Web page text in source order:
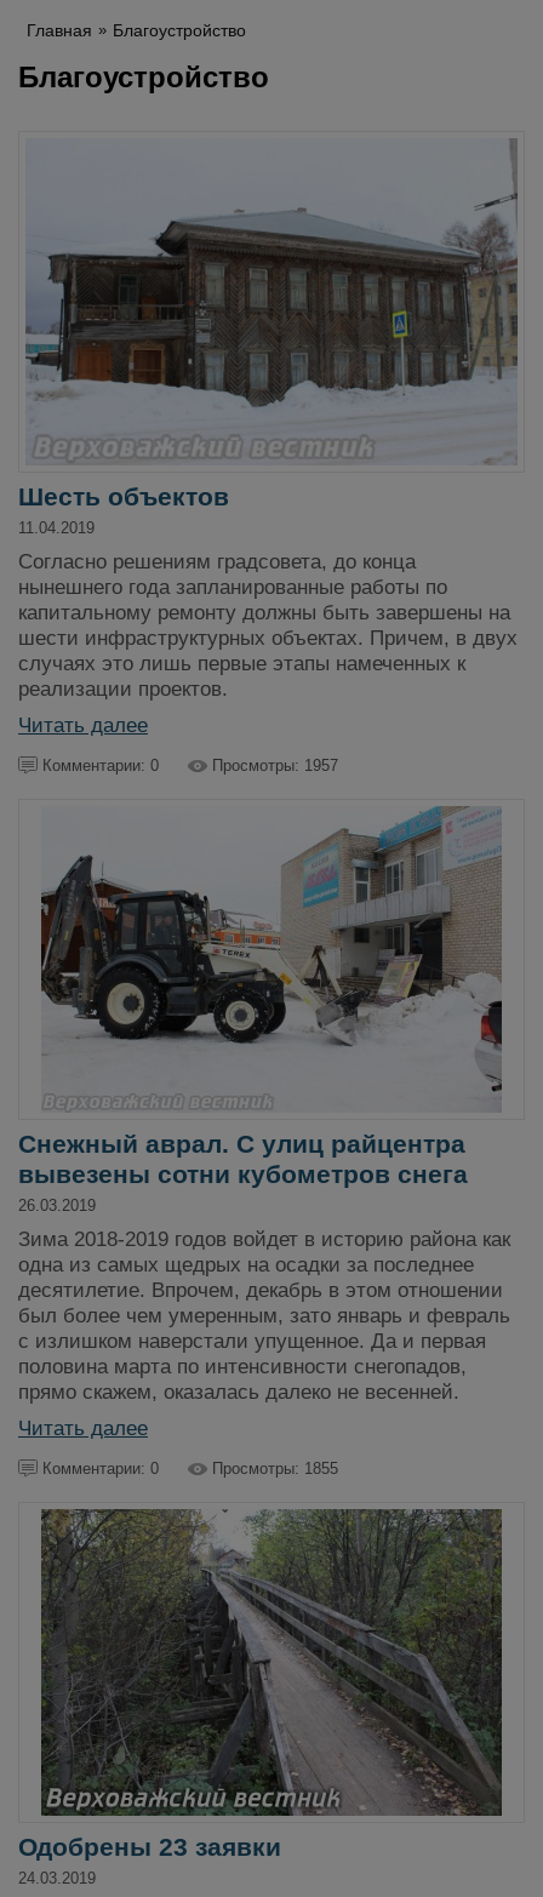
Главная Благоустройство
Благоустройство
Шесть объектов
11.04.2019
Согласно решениям градсовета, до конца
нынешнего года запланированные работы по
капитальному ремонту должны быть завершены на
шести инфраструктурных объектах. Причем, в двух
случаях это лишь первые этапы намеченных к
реализации проектов.
Читать далее
Комментарии: 0 Просмотры: 1957
Снежный аврал. С улиц райцентра
вывезены сотни кубометров снега
26.03.2019
Зима 2018-2019 годов войдет в историю района как
одна из самых щедрых на осадки за последнее
десятилетие. Впрочем, декабрь в этом отношении
был более чем умеренным, зато январь и февраль
с излишком наверстали упущенное. Да и первая
половина марта по интенсивности снегопадов,
прямо скажем, оказалась далеко не весенней.
Читать далее
Комментарии: 0 Просмотры: 1855
Одобрены 23 заявки
24.03.2019